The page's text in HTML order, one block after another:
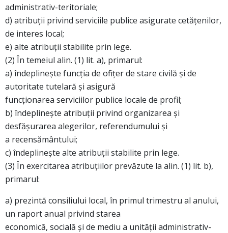
administrativ-teritoriale;
d) atribuţii privind serviciile publice asigurate cetăţenilor,
de interes local;
e) alte atribuţii stabilite prin lege.
(2) În temeiul alin. (1) lit. a), primarul:
a) îndeplineşte funcţia de ofiţer de stare civilă şi de
autoritate tutelară şi asigură
funcţionarea serviciilor publice locale de profil;
b) îndeplineşte atribuţii privind organizarea şi
desfăşurarea alegerilor, referendumului şi
a recensământului;
c) îndeplineşte alte atribuţii stabilite prin lege.
(3) În exercitarea atribuţiilor prevăzute la alin. (1) lit. b),
primarul:
a) prezintă consiliului local, în primul trimestru al anului,
un raport anual privind starea
economică, socială şi de mediu a unităţii administrativ-